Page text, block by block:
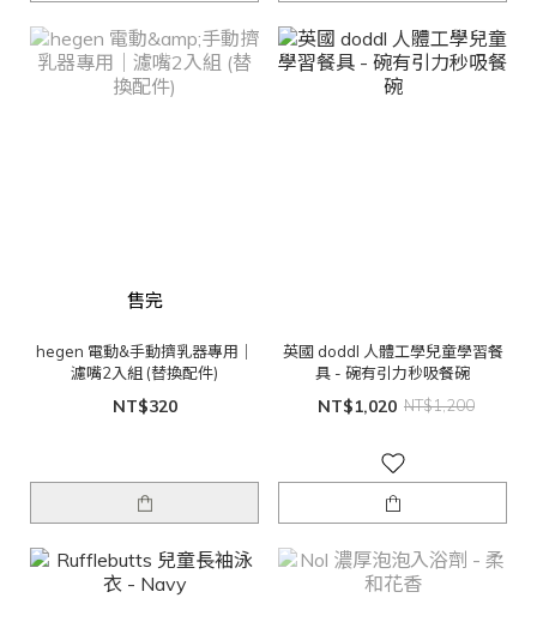
售完
hegen 電動&手動擠乳器專用｜
濾嘴2入組 (替換配件)
NT$320
英國 doddl 人體工學兒童學習餐
具 - 碗有引力秒吸餐碗
NT$1,020 NT$1,200